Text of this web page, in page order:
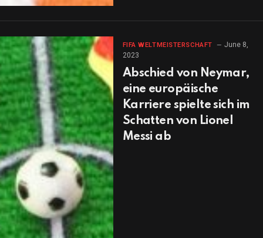
FIFA WELTMEISTERSCHAFT
June 8,
2023
Abschied von Neymar,
eine europäische
Karriere spielte sich im
Schatten von Lionel
Messi ab